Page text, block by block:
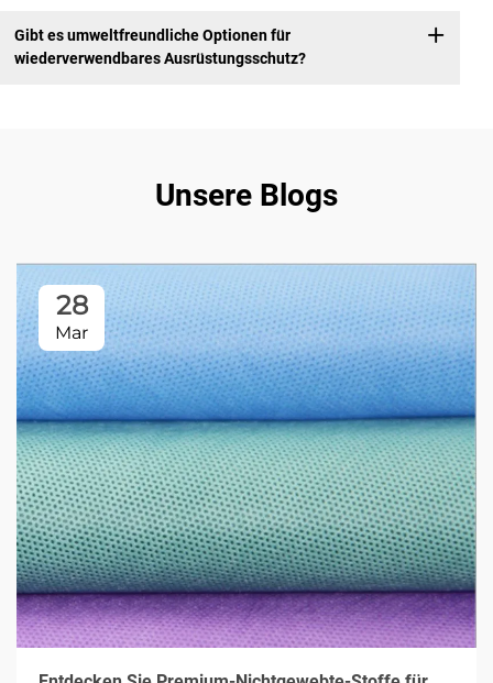
Gibt es umweltfreundliche Optionen für
wiederverwendbares Ausrüstungsschutz?
Unsere Blogs
28
Mar